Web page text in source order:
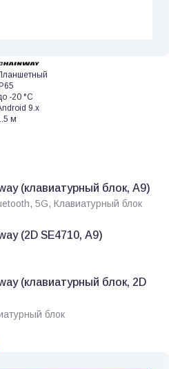
-20 °C
9.x
м
(клавиатурный блок, A9)
5G, Клавиатурный блок
(2D SE4710, A9)
(клавиатурный блок, 2D
блок